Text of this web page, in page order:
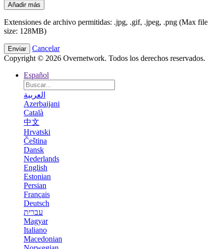
Añadir más
Extensiones de archivo permitidas: .jpg, .gif, .jpeg, .png (Max file
size: 128MB)
Cancelar
Copyright © 2026 Overnetwork. Todos los derechos reservados.
Español
العربية
Azerbaijani
Català
中文
Hrvatski
Čeština
Dansk
Nederlands
English
Estonian
Persian
Français
Deutsch
עברית
Magyar
Italiano
Macedonian